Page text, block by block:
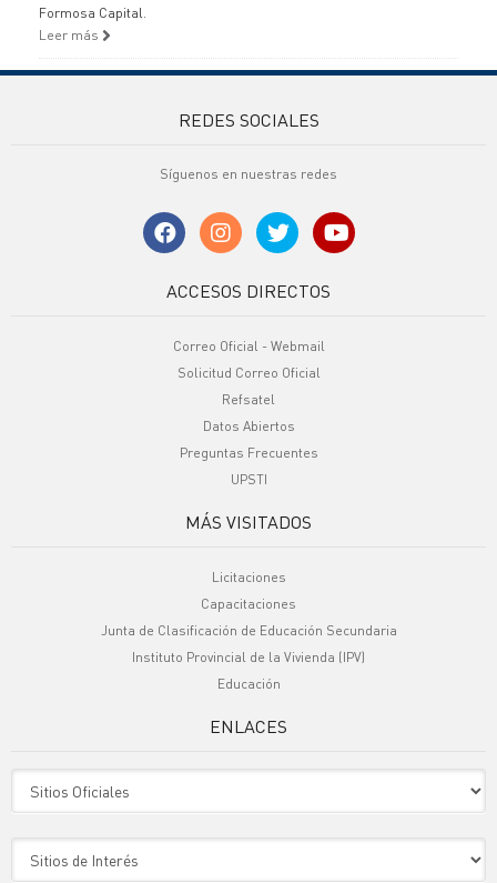
Formosa Capital.
Leer más
REDES SOCIALES
Síguenos en nuestras redes
ACCESOS DIRECTOS
Correo Oficial - Webmail
Solicitud Correo Oficial
Refsatel
Datos Abiertos
Preguntas Frecuentes
UPSTI
MÁS VISITADOS
Licitaciones
Capacitaciones
Junta de Clasificación de Educación Secundaria
Instituto Provincial de la Vivienda (IPV)
Educación
ENLACES